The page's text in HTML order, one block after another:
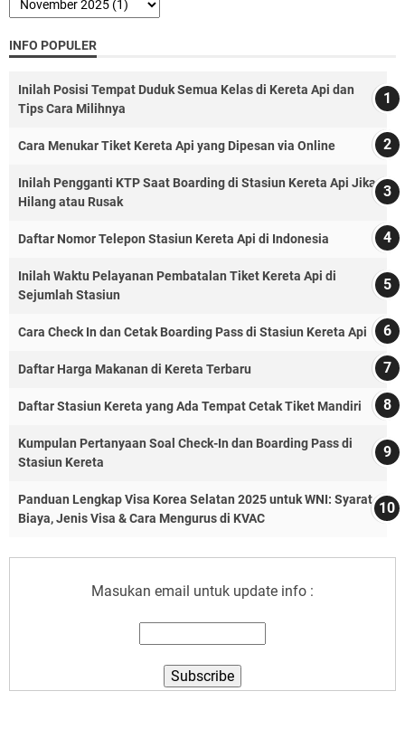
INFO POPULER
Inilah Posisi Tempat Duduk Semua Kelas di Kereta Api dan
Tips Cara Milihnya
Cara Menukar Tiket Kereta Api yang Dipesan via Online
Inilah Pengganti KTP Saat Boarding di Stasiun Kereta Api Jika
Hilang atau Rusak
Daftar Nomor Telepon Stasiun Kereta Api di Indonesia
Inilah Waktu Pelayanan Pembatalan Tiket Kereta Api di
Sejumlah Stasiun
Cara Check In dan Cetak Boarding Pass di Stasiun Kereta Api
Daftar Harga Makanan di Kereta Terbaru
Daftar Stasiun Kereta yang Ada Tempat Cetak Tiket Mandiri
Kumpulan Pertanyaan Soal Check-In dan Boarding Pass di
Stasiun Kereta
Panduan Lengkap Visa Korea Selatan 2025 untuk WNI: Syarat,
Biaya, Jenis Visa & Cara Mengurus di KVAC
Masukan email untuk update info :